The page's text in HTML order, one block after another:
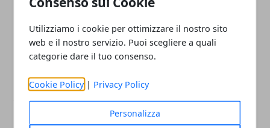
Utilizziamo i cookie per ottimizzare il nostro sito
web e il nostro servizio. Puoi scegliere a quali
categorie dare il tuo consenso.
Cookie Policy | Privacy Policy
Personalizza
Articolo Precedente
film con Joaquin Phoenix